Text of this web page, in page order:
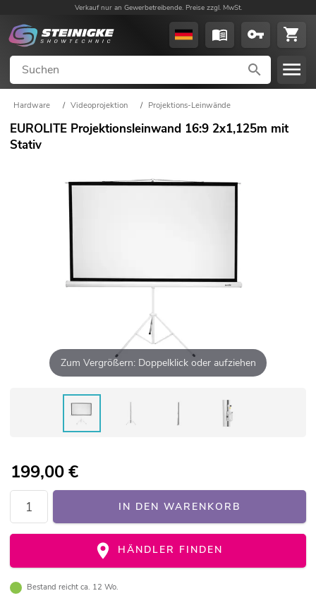
Verkauf nur an Gewerbetreibende. Preise zzgl. MwSt.
Hardware / Videoprojektion / Projektions-Leinwände
EUROLITE Projektionsleinwand 16:9 2x1,125m mit
Stativ
Zum Vergrößern: Doppelklick oder aufziehen
199,00€
IN DEN WARENKORB
HÄNDLER FINDEN
Bestand reicht ca. 12 Wo.